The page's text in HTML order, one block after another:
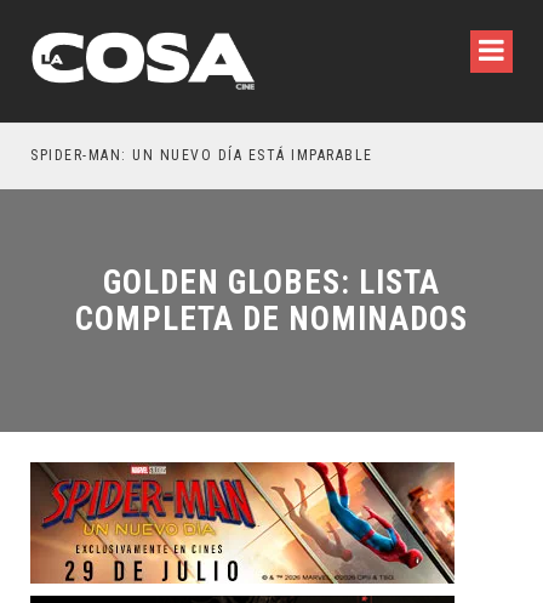
SPIDER-MAN: UN NUEVO DÍA ESTÁ IMPARABLE
GOLDEN GLOBES: LISTA
COMPLETA DE NOMINADOS